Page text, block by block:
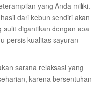
yang Anda miliki.
dari kebun sendiri akan
sulit digantikan dengan apa
persis kualitas sayuran
sarana relaksasi yang
karena bersentuhan